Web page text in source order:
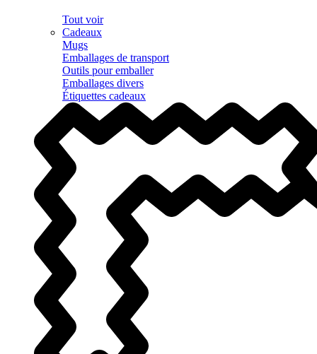
Tout voir
Cadeaux
Mugs
Emballages de transport
Outils pour emballer
Emballages divers
Étiquettes cadeaux